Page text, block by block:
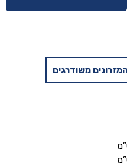
משודרגים